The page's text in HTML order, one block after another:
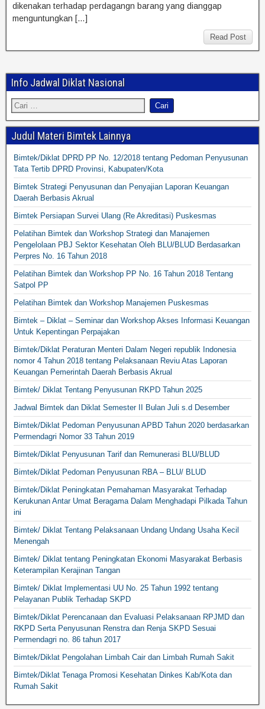
dikenakan terhadap perdagangn barang yang dianggap
menguntungkan […]
Read Post
Info Jadwal Diklat Nasional
Judul Materi Bimtek Lainnya
Bimtek/Diklat DPRD PP No. 12/2018 tentang Pedoman Penyusunan
Tata Tertib DPRD Provinsi, Kabupaten/Kota
Bimtek Strategi Penyusunan dan Penyajian Laporan Keuangan
Daerah Berbasis Akrual
Bimtek Persiapan Survei Ulang (Re Akreditasi) Puskesmas
Pelatihan Bimtek dan Workshop Strategi dan Manajemen
Pengelolaan PBJ Sektor Kesehatan Oleh BLU/BLUD Berdasarkan
Perpres No. 16 Tahun 2018
Pelatihan Bimtek dan Workshop PP No. 16 Tahun 2018 Tentang
Satpol PP
Pelatihan Bimtek dan Workshop Manajemen Puskesmas
Bimtek – Diklat – Seminar dan Workshop Akses Informasi Keuangan
Untuk Kepentingan Perpajakan
Bimtek/Diklat Peraturan Menteri Dalam Negeri republik Indonesia
nomor 4 Tahun 2018 tentang Pelaksanaan Reviu Atas Laporan
Keuangan Pemerintah Daerah Berbasis Akrual
Bimtek/ Diklat Tentang Penyusunan RKPD Tahun 2025
Jadwal Bimtek dan Diklat Semester II Bulan Juli s.d Desember
Bimtek/Diklat Pedoman Penyusunan APBD Tahun 2020 berdasarkan
Permendagri Nomor 33 Tahun 2019
Bimtek/Diklat Penyusunan Tarif dan Remunerasi BLU/BLUD
Bimtek/Diklat Pedoman Penyusunan RBA – BLU/ BLUD
Bimtek/Diklat Peningkatan Pemahaman Masyarakat Terhadap
Kerukunan Antar Umat Beragama Dalam Menghadapi Pilkada Tahun
ini
Bimtek/ Diklat Tentang Pelaksanaan Undang Undang Usaha Kecil
Menengah
Bimtek/ Diklat tentang Peningkatan Ekonomi Masyarakat Berbasis
Keterampilan Kerajinan Tangan
Bimtek/ Diklat Implementasi UU No. 25 Tahun 1992 tentang
Pelayanan Publik Terhadap SKPD
Bimtek/Diklat Perencanaan dan Evaluasi Pelaksanaan RPJMD dan
RKPD Serta Penyusunan Renstra dan Renja SKPD Sesuai
Permendagri no. 86 tahun 2017
Bimtek/Diklat Pengolahan Limbah Cair dan Limbah Rumah Sakit
Bimtek/Diklat Tenaga Promosi Kesehatan Dinkes Kab/Kota dan
Rumah Sakit